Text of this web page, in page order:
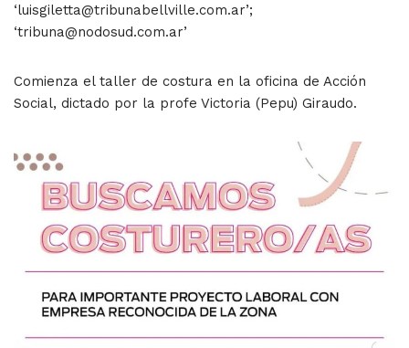
‘luisgiletta@tribunabellville.com.ar’;
‘tribuna@nodosud.com.ar’
Comienza el taller de costura en la oficina de Acción
Social, dictado por la profe Victoria (Pepu) Giraudo.